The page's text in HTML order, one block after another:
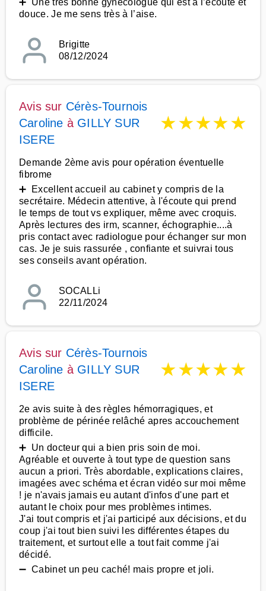
➕ Une très bonne gynécologue qui est à l’écoute et
douce. Je me sens très à l’aise.
Brigitte
08/12/2024
Avis sur Cérès-Tournois
Caroline à GILLY SUR
ISERE
★★★★★
Demande 2ème avis pour opération éventuelle
fibrome
➕ Excellent accueil au cabinet y compris de la
secrétaire. Médecin attentive, à l'écoute qui prend
le temps de tout vs expliquer, même avec croquis.
Après lectures des irm, scanner, échographie....à
pris contact avec radiologue pour échanger sur mon
cas. Je je suis rassurée , confiante et suivrai tous
ses conseils avant opération.
SOCALLi
22/11/2024
Avis sur Cérès-Tournois
Caroline à GILLY SUR
ISERE
★★★★★
2e avis suite à des règles hémorragiques, et
problème de périnée relâché apres accouchement
difficile.
➕ Un docteur qui a bien pris soin de moi.
Agréable et ouverte à tout type de question sans
aucun a priori. Très abordable, explications claires,
imagées avec schéma et écran vidéo sur moi même
! je n'avais jamais eu autant d'infos d'une part et
autant le choix pour mes problèmes intimes.
J'ai tout compris et j'ai participé aux décisions, et du
coup j'ai tout bien suivi les différentes étapes du
traitement, et surtout elle a tout fait comme j'ai
décidé.
➖ Cabinet un peu caché! mais propre et joli.